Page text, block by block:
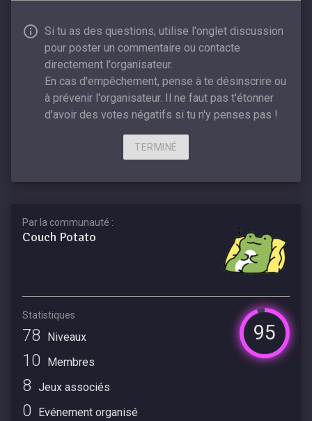
Si tu as des questions, utilise l'onglet discussion
pour poster un commentaire ou contacte
directement l'organisateur.
En cas d'empêchement, pense à te désinscrire ou
à prévenir l'organisateur. Il ne faut pas t'étonner
d'avoir des votes négatifs si tu n'y penses pas !
TERMINÉ
Par la communauté :
Couch Potato
Statistiques
95
78 Niveaux
10 Membres
8 Jeux associés
0 Evénement organisé